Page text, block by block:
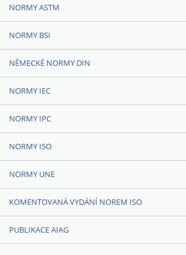
NORMY ASTM
NORMY BSI
NĚMECKÉ NORMY DIN
NORMY IEC
NORMY IPC
NORMY ISO
NORMY UNE
KOMENTOVANÁ VYDÁNÍ NOREM ISO
PUBLIKACE AIAG